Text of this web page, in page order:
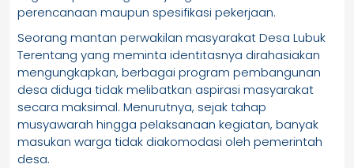
perencanaan maupun spesifikasi pekerjaan.
Seorang mantan perwakilan masyarakat Desa Lubuk
Terentang yang meminta identitasnya dirahasiakan
mengungkapkan, berbagai program pembangunan
desa diduga tidak melibatkan aspirasi masyarakat
secara maksimal. Menurutnya, sejak tahap
musyawarah hingga pelaksanaan kegiatan, banyak
masukan warga tidak diakomodasi oleh pemerintah
desa.